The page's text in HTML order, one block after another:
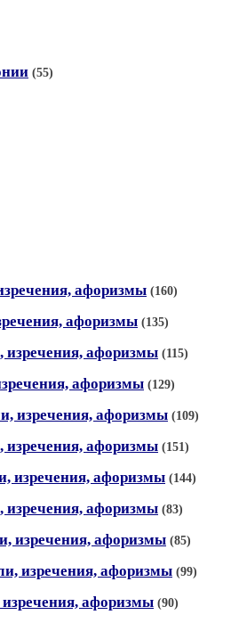
(55)
афоризмы (160)
афоризмы (135)
афоризмы (115)
афоризмы (129)
изречения, афоризмы (109)
афоризмы (151)
изречения, афоризмы (144)
афоризмы (83)
изречения, афоризмы (85)
изречения, афоризмы (99)
афоризмы (90)